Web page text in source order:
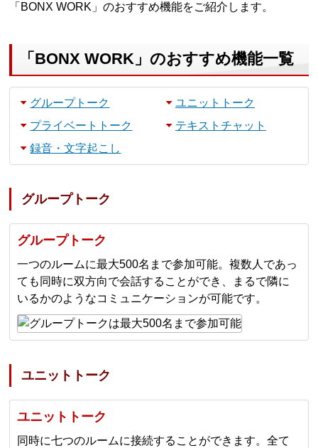
「BONX WORK」のおすすめ機能をご紹介します。
「BONX WORK」のおすすめ機能一覧
グループトーク
ユニットトーク
プライベートトーク
テキストチャット
録音・文字起こし
グループトーク
グループトーク
一つのルームに最大500名まで参加可能。複数人であっ
ても同時に双方向で会話することができ、まるで隣に
いるかのようなコミュニケーションが可能です。
ユニットトーク
ユニットトーク
同時に七つのルームに接続することができます。全て